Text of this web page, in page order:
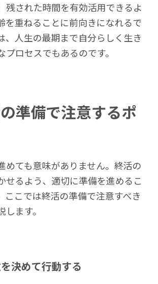
残された時間を有効活用できるよ
を重ねることに前向きになれるで
、人生の最期まで自分らしく生き
プロセスでもあるのです。
準備で注意するポ
めても意味がありません。終活の
せるよう、適切に準備を進めるこ
ここでは終活の準備で注意すべき
ます。
決めて行動する